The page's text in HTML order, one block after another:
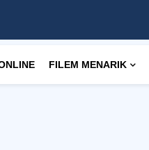
FILEM MENARIK